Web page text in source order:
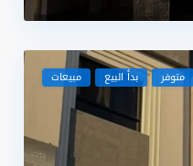
مبيعات بدأ البيع متوفر